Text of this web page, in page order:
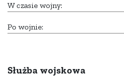
W czasie wojny:
Po wojnie:
Służba wojskowa